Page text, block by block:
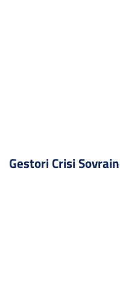
Gestori Crisi